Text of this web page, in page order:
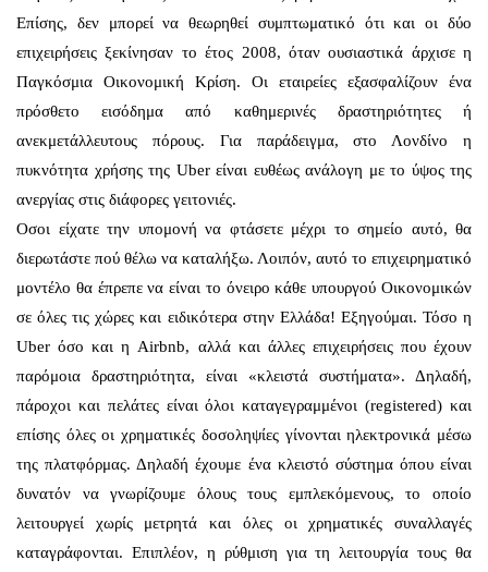
Επίσης, δεν μπορεί να θεωρηθεί συμπτωματικό ότι και οι δύο
επιχειρήσεις ξεκίνησαν το έτος 2008, όταν ουσιαστικά άρχισε η
Παγκόσμια Οικονομική Κρίση. Οι εταιρείες εξασφαλίζουν ένα
πρόσθετο εισόδημα από καθημερινές δραστηριότητες ή
ανεκμετάλλευτους πόρους. Για παράδειγμα, στο Λονδίνο η
πυκνότητα χρήσης της Uber είναι ευθέως ανάλογη με το ύψος της
ανεργίας στις διάφορες γειτονιές.
Οσοι είχατε την υπομονή να φτάσετε μέχρι το σημείο αυτό, θα
διερωτάστε πού θέλω να καταλήξω. Λοιπόν, αυτό το επιχειρηματικό
μοντέλο θα έπρεπε να είναι το όνειρο κάθε υπουργού Οικονομικών
σε όλες τις χώρες και ειδικότερα στην Ελλάδα! Εξηγούμαι. Τόσο η
Uber όσο και η Airbnb, αλλά και άλλες επιχειρήσεις που έχουν
παρόμοια δραστηριότητα, είναι «κλειστά συστήματα». Δηλαδή,
πάροχοι και πελάτες είναι όλοι καταγεγραμμένοι (registered) και
επίσης όλες οι χρηματικές δοσοληψίες γίνονται ηλεκτρονικά μέσω
της πλατφόρμας. Δηλαδή έχουμε ένα κλειστό σύστημα όπου είναι
δυνατόν να γνωρίζουμε όλους τους εμπλεκόμενους, το οποίο
λειτουργεί χωρίς μετρητά και όλες οι χρηματικές συναλλαγές
καταγράφονται. Επιπλέον, η ρύθμιση για τη λειτουργία τους θα